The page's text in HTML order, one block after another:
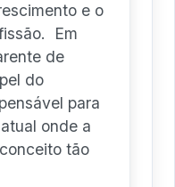
e o
Em
de
do
para
onde a
tão